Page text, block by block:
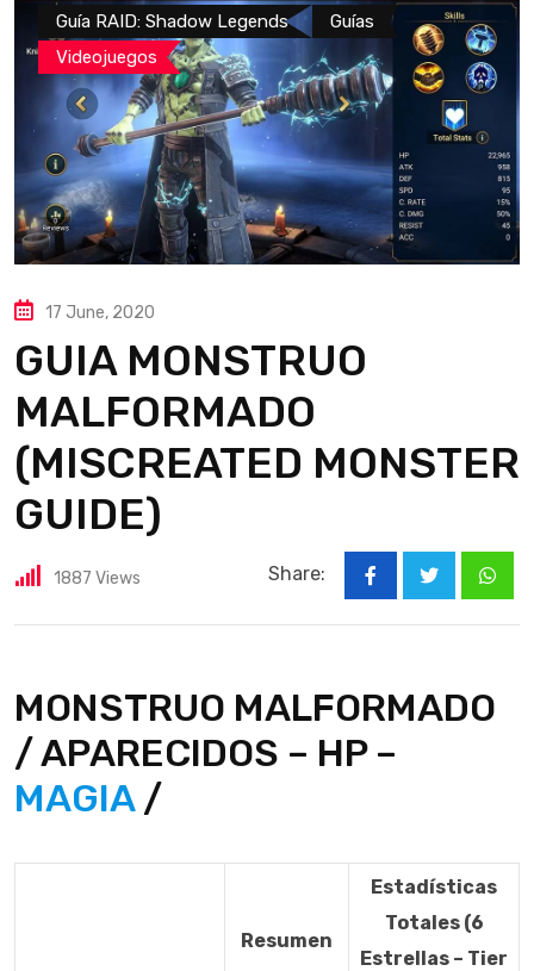
Guía RAID: Shadow Legends
Guías
Videojuegos
17 June, 2020
GUIA MONSTRUO
MALFORMADO
(MISCREATED MONSTER
GUIDE)
1887 Views Share:
MONSTRUO MALFORMADO
/ APARECIDOS – HP –
MAGIA/
Resumen
Estadísticas
Totales (6
Estrellas – Tier